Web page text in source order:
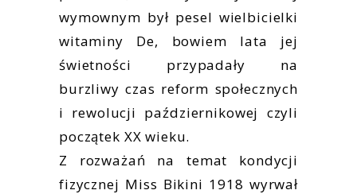
wymownym był pesel wielbicielki
witaminy De, bowiem lata jej
świetności przypadały na
burzliwy czas reform społecznych
i rewolucji październikowej czyli
początek XX wieku.
Z rozważań na temat kondycji
fizycznej Miss Bikini 1918 wyrwał